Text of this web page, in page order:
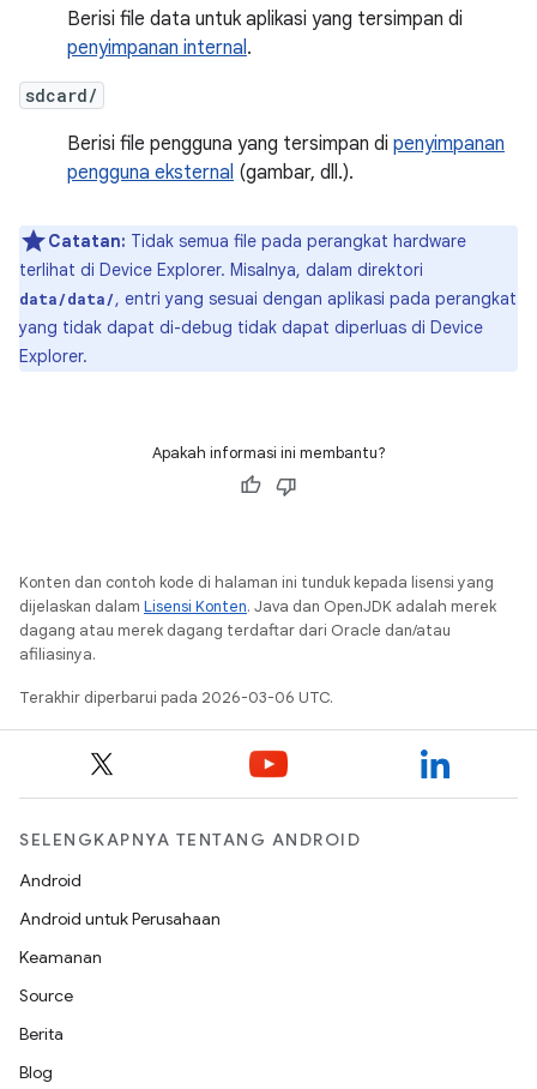
Berisi file data untuk aplikasi yang tersimpan di
penyimpanan internal.
sdcard/
Berisi file pengguna yang tersimpan di penyimpanan
pengguna eksternal (gambar, dll.).
Catatan: Tidak semua file pada perangkat hardware
terlihat di Device Explorer. Misalnya, dalam direktori
data/data/, entri yang sesuai dengan aplikasi pada perangkat
yang tidak dapat di-debug tidak dapat diperluas di Device
Explorer.
Apakah informasi ini membantu?
Konten dan contoh kode di halaman ini tunduk kepada lisensi yang
dijelaskan dalam Lisensi Konten. Java dan OpenJDK adalah merek
dagang atau merek dagang terdaftar dari Oracle dan/atau
afiliasinya.
Terakhir diperbarui pada 2026-03-06 UTC.
SELENGKAPNYA TENTANG ANDROID
Android
Android untuk Perusahaan
Keamanan
Source
Berita
Blog